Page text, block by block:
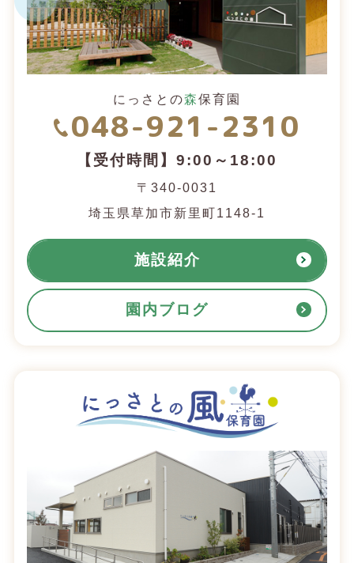
にっさとの森保育園
048-921-2310
【受付時間】9:00～18:00
〒340-0031
埼玉県草加市新里町1148-1
施設紹介
園内ブログ